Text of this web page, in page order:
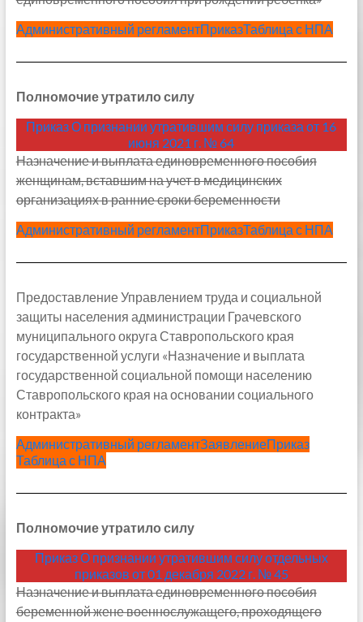
Административный регламентПриказТаблица с НПА
Полномочие утратило силу
Приказ О признании утратившим силу приказа от 16
июня 2021 г. № 64
Назначение и выплата единовременного пособия
женщинам, вставшим на учет в медицинских
организациях в ранние сроки беременности
Административный регламентПриказТаблица с НПА
Предоставление Управлением труда и социальной
защиты населения администрации Грачевского
муниципального округа Ставропольского края
государственной услуги «Назначение и выплата
государственной социальной помощи населению
Ставропольского края на основании социального
контракта»
Административный регламентЗаявлениеПриказ
Таблица с НПА
Полномочие утратило силу
Приказ О признании утратившим силу отдельных
приказов от 01 декабря 2022 г. № 45
Назначение и выплата единовременного пособия
беременной жене военнослужащего, проходящего